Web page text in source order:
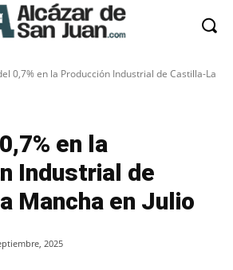
0,7% en la Producción Industrial de Castilla-La
en la
Industrial de
Mancha en Julio
2025